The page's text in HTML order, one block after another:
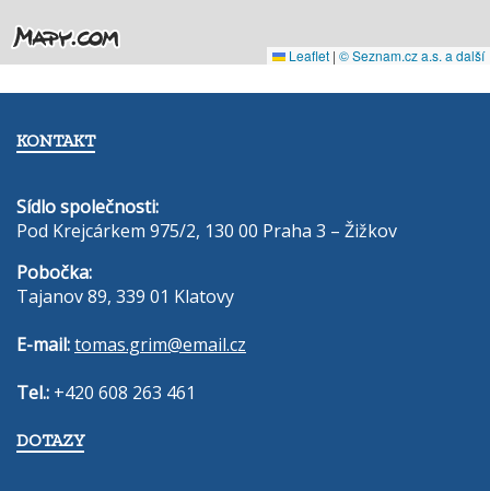
KONTAKT
Sídlo společnosti:
Pod Krejcárkem 975/2, 130 00 Praha 3 – Žižkov
Pobočka:
Tajanov 89, 339 01 Klatovy
E-mail:tomas.grim@email.cz
Tel.: +420 608 263 461
DOTAZY